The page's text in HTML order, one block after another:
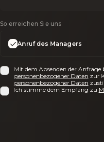
So erreichen Sie uns
Anruf des Managers
Mit dem Absenden der Anfrage
personenbezogener Daten zur
personenbezogener Daten
Ich stimme dem Empfang zu